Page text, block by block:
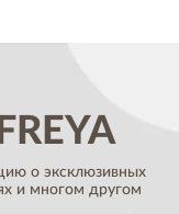
FREYA
о эксклюзивных
и многом другом